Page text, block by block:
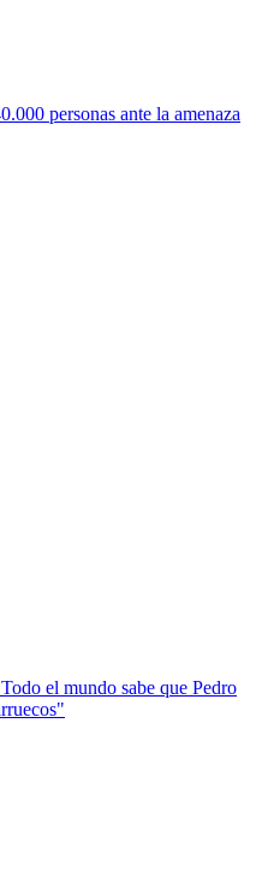
personas ante la amenaza
el mundo sabe que Pedro